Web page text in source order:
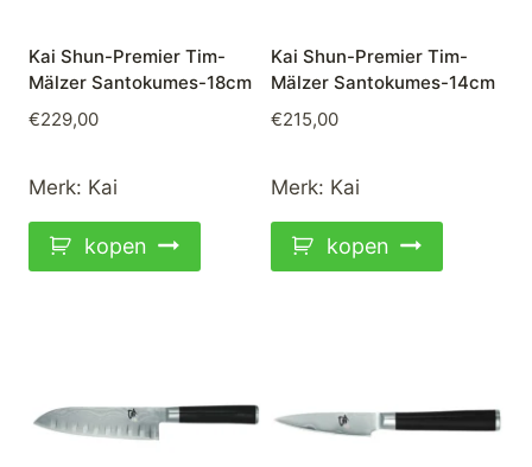
Kai Shun-Premier Tim-
Mälzer Santokumes-18cm
€229,00
Merk: Kai
kopen
Kai Shun-Premier Tim-
Mälzer Santokumes-14cm
€215,00
Merk: Kai
kopen